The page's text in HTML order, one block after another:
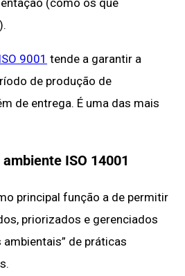
(como os que
ISO 9001 tende a garantir a
de produção de
de entrega. É uma das mais
ISO 14001
principal função a de permitir
priorizados e gerenciados
de práticas